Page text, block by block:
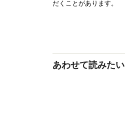
あわせて読みたい